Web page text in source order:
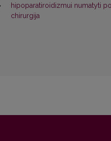
hipoparatiroidizmui numatyti
chirurgija